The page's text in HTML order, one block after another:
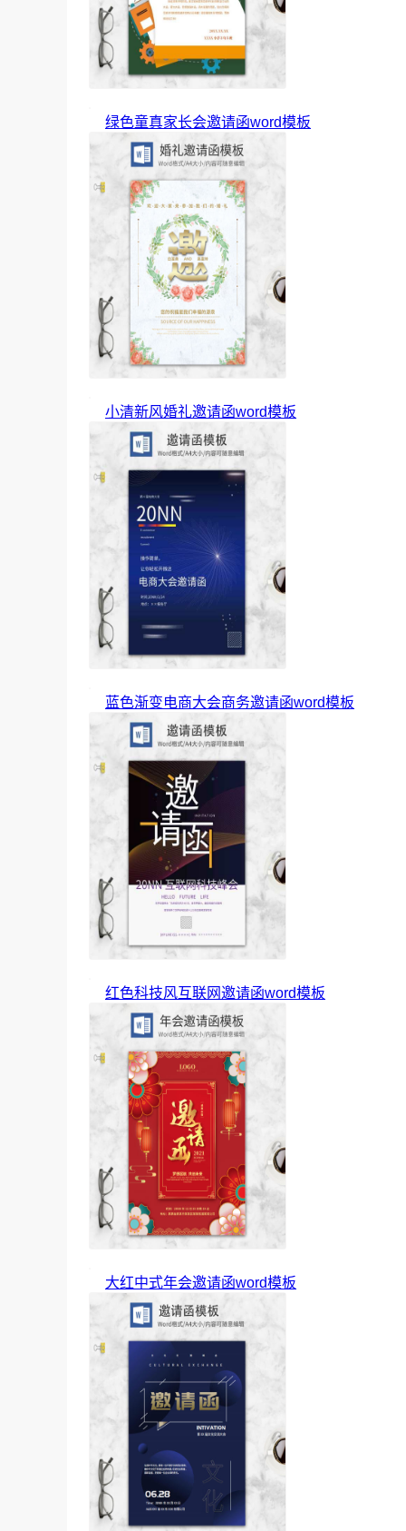
绿色童真家长会邀请函word模板
小清新风婚礼邀请函word模板
蓝色渐变电商大会商务邀请函word模板
红色科技风互联网邀请函word模板
大红中式年会邀请函word模板